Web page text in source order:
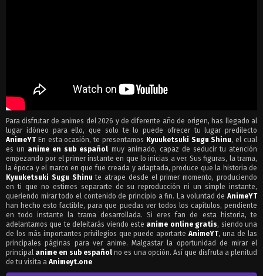
Para disfrutar de animes del 2026 y de diferente año de origen, has llegado al
lugar idóneo para ello, que solo te lo puede ofrecer tu lugar predilecto
AnimeYTEn esta ocasión, te presentamos Kyuuketsuki Sugu Shinu, el cual
es un anime en sub español muy animado, capaz de seducir tu atención
empezando por el primer instante en que lo inicias a ver. Sus figuras, la trama,
la época y el marco en que fue creada y adaptada, produce que la historia de
Kyuuketsuki Sugu Shinu te atrape desde el primer momento, produciendo
en ti que no estimes separarte de su reproducción ni un simple instante,
queriendo mirar todo el contenido de principio a fin. La voluntad de AnimeYT
han hecho esto factible, para que puedas ver todos los capítulos, pendiente
en todo instante la trama desarrollada. Si eres fan de esta historia, te
adelantamos que te deleitarás viendo este anime online gratis, siendo una
de los más importantes privilegios que puede aportarteAnimeYT, una de las
principales páginas para ver anime. Malgastar la oportunidad de mirar el
principal anime en sub español no es una opción. Así que disfruta a plenitud
de tu visita a Animeyt.one